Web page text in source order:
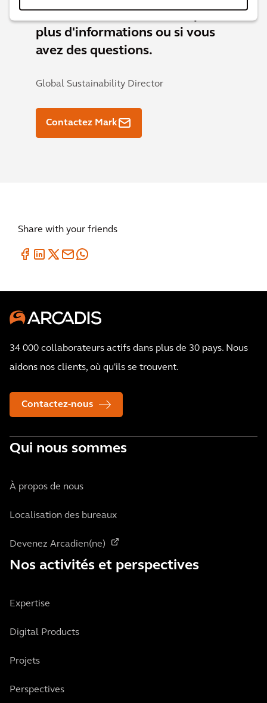
ContactezMark McKennapour
plus d'informations ou si vous
avez des questions.
Global Sustainability Director
Contactez Mark
Share with your friends
34 000 collaborateurs actifs dans plus de 30 pays. Nous
aidons nos clients, où qu'ils se trouvent.
Contactez-nous
Qui nous sommes
À propos de nous
Localisation des bureaux
Devenez Arcadien(ne)
Nos activités et perspectives
Expertise
Digital Products
Projets
Perspectives